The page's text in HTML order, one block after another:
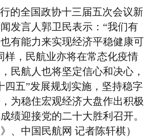
的全国政协十三届五次会议新
发言人郭卫民表示：“我们有
有能力来实现经济平稳健康可
样，民航业亦将在常态化疫情
民航人也将坚定信心和决心，
四五”发展规划实施，坚持稳字
为稳住宏观经济大盘作出积极
绩迎接党的二十大胜利召开。
、中国民航网 记者陈轩棋）